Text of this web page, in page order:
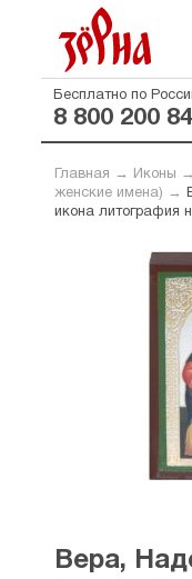
Бесплатно по
8 800 200
Главная → Иконы →
женские имена) →
икона литография
Вера,